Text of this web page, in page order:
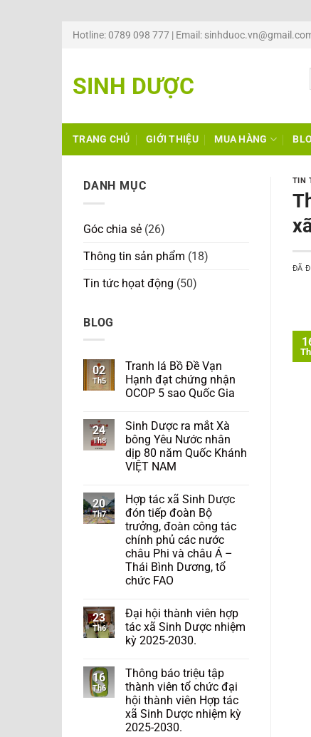
Chuyển
dung
Hotline: 0789 098 777 | Email:
SINH DƯỢC
TRANG CHỦ GIỚI THIỆU MUA HÀNG
DANH MỤC
Góc chia sẻ (26)
Thông tin sản phẩm (18)
Tin tức họat động (50)
BLOG
02
Th5
Tranh lá Bồ Đề Vạn
Hạnh đạt chứng nhận
OCOP 5 sao Quốc Gia
24
Th8
Sinh Dược ra mắt Xà
bông Yêu Nước nhân
dịp 80 năm Quốc Khánh
VIỆT NAM
20
Th7
Hợp tác xã Sinh Dược
đón tiếp đoàn Bộ
trưởng, đoàn công tác
chính phủ các nước
châu Phi và châu Á –
Thái Bình Dương, tổ
chức FAO
23
Th6
Đại hội thành viên hợp
tác xã Sinh Dược nhiệm
kỳ 2025-2030.
16
Th6
Thông báo triệu tập
thành viên tổ chức đại
hội thành viên Hợp tác
xã Sinh Dược nhiệm kỳ
2025-2030.
TIN
ĐÃ